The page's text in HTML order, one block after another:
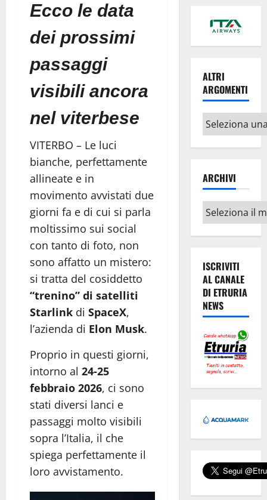
Ecco le data
dei prossimi
passaggi
visibili ancora
nel viterbese
VITERBO – Le luci
bianche, perfettamente
allineate e in
movimento avvistati due
giorni fa e di cui si parla
moltissimo sui social
con tanto di foto, non
sono affatto un mistero:
si tratta del cosiddetto
“trenino” di satelliti
Starlink di SpaceX,
l’azienda di Elon Musk.
Proprio in questi giorni,
intorno al 24-25
febbraio 2026, ci sono
stati diversi lanci e
passaggi molto visibili
sopra l’Italia, il che
spiega perfettamente il
loro avvistamento.
ALTRI
ARGOMENTI
Altri
argomenti
ARCHIVI
Archivi
ISCRIVITI
AL CANALE
DI ETRURIA
NEWS